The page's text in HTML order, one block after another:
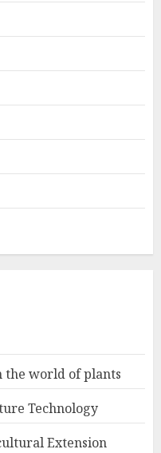
the world of plants
Technology
Extension